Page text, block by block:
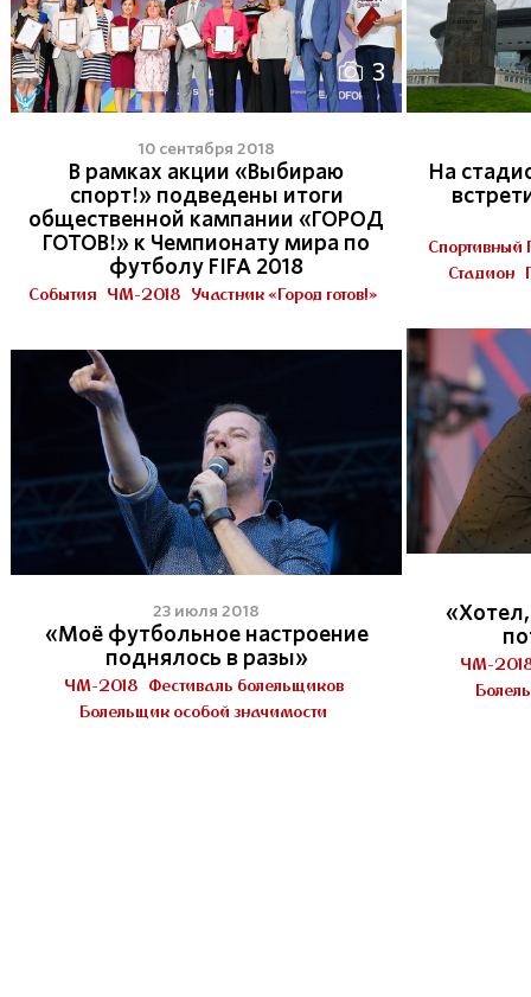
3
10 сентября 2018
В рамках акции «Выбираю
спорт!» подведены итоги
общественной кампании «ГОРОД
ГОТОВ!» к Чемпионату мира по
футболу FIFA 2018
События ЧМ-2018 Участник «Город готов!»
На
Спортивный
Стадион
ЧМ-
23 июля 2018
«Моё футбольное настроение
поднялось в разы»
ЧМ-2018 Фестиваль болельщиков
Болельщик особой значимости